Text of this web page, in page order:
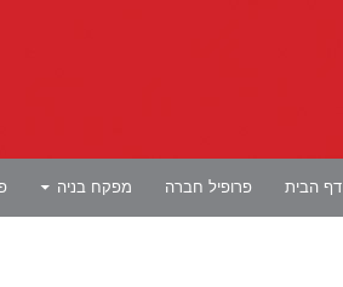
דף הבית
פרופיל חברה מפקח בניה